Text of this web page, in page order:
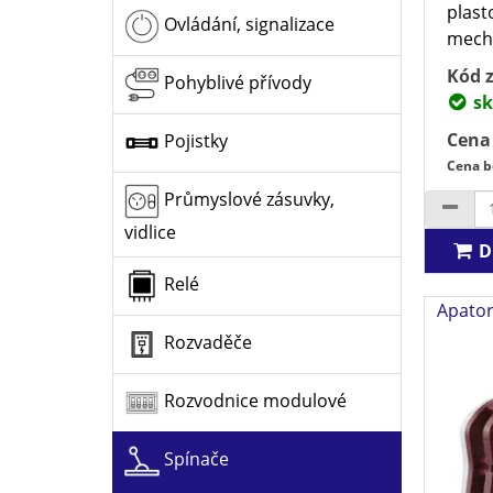
Ovládání, signalizace
Pohyblivé přívody
Pojistky
Průmyslové zásuvky,
vidlice
Relé
Rozvaděče
Rozvodnice modulové
Spínače
Kód
Cena